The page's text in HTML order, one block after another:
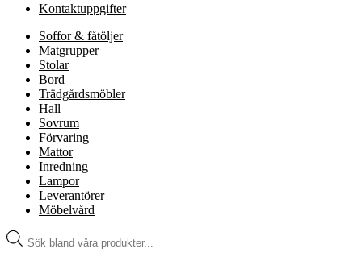
Kontaktuppgifter
Soffor & fåtöljer
Matgrupper
Stolar
Bord
Trädgårdsmöbler
Hall
Sovrum
Förvaring
Mattor
Inredning
Lampor
Leverantörer
Möbelvård
Produktsökning